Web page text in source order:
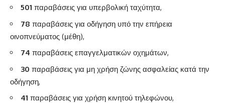
501 παραβάσεις για υπερβολική ταχύτητα,
78 παραβάσεις για οδήγηση υπό την επήρεια
οινοπνεύματος (μέθη),
74 παραβάσεις επαγγελματικών οχημάτων,
30 παραβάσεις για μη χρήση ζώνης ασφαλείας κατά την
οδήγηση,
41 παραβάσεις για χρήση κινητού τηλεφώνου,